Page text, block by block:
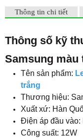
Thông tin chi tiết
Thông số kỹ
Samsung màu
Tên sản phẩm:
trắng
Thương hiệu:
Xuất xứ: Hàn
Điện áp đầu vào:
Công suất: 12W